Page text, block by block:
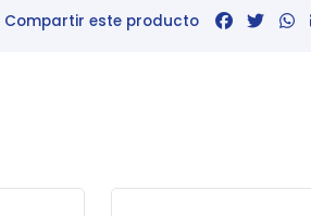
Compartir este producto